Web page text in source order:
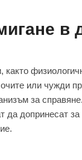
в
или чужди
за
да допринесат